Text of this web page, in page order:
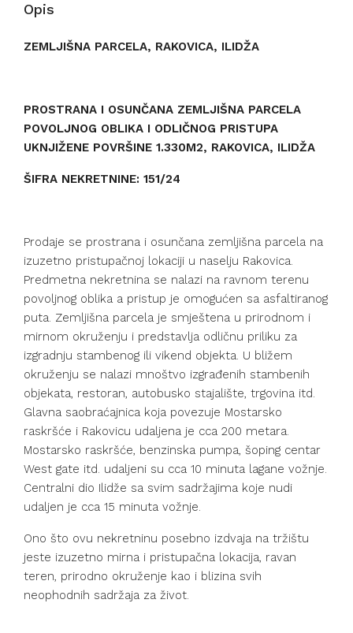
Opis
ZEMLJIŠNA PARCELA, RAKOVICA, ILIDŽA
PROSTRANA I OSUNČANA ZEMLJIŠNA PARCELA
POVOLJNOG OBLIKA I ODLIČNOG PRISTUPA
UKNJIŽENE POVRŠINE 1.330M2, RAKOVICA, ILIDŽA
ŠIFRA NEKRETNINE: 151/24
Prodaje se prostrana i osunčana zemljišna parcela na
izuzetno pristupačnoj lokaciji u naselju Rakovica.
Predmetna nekretnina se nalazi na ravnom terenu
povoljnog oblika a pristup je omogućen sa asfaltiranog
puta. Zemljišna parcela je smještena u prirodnom i
mirnom okruženju i predstavlja odličnu priliku za
izgradnju stambenog ili vikend objekta. U bližem
okruženju se nalazi mnoštvo izgrađenih stambenih
objekata, restoran, autobusko stajalište, trgovina itd.
Glavna saobraćajnica koja povezuje Mostarsko
raskršće i Rakovicu udaljena je cca 200 metara.
Mostarsko raskršće, benzinska pumpa, šoping centar
West gate itd. udaljeni su cca 10 minuta lagane vožnje.
Centralni dio Ilidže sa svim sadržajima koje nudi
udaljen je cca 15 minuta vožnje.
Ono što ovu nekretninu posebno izdvaja na tržištu
jeste izuzetno mirna i pristupačna lokacija, ravan
teren, prirodno okruženje kao i blizina svih
neophodnih sadržaja za život.